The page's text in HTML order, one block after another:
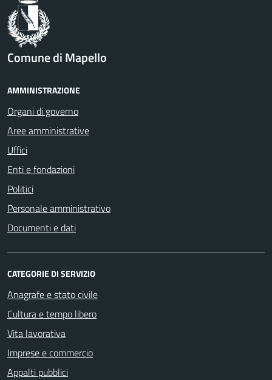
Comune di Mapello
AMMINISTRAZIONE
Organi di governo
Aree amministrative
Uffici
Enti e fondazioni
Politici
Personale amministrativo
Documenti e dati
CATEGORIE DI SERVIZIO
Anagrafe e stato civile
Cultura e tempo libero
Vita lavorativa
Imprese e commercio
Appalti pubblici